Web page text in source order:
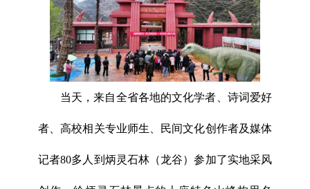
当天，来自全省各地的文化学者、诗词爱好
者、高校相关专业师生、民间文化创作者及媒体
记者80多人到炳灵石林（龙谷）参加了实地采风